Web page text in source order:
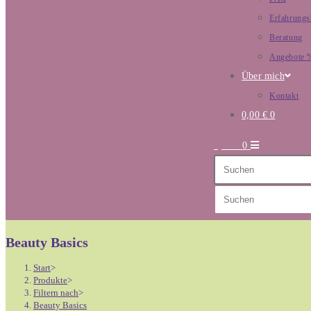
Beratung
Angebote
Über mich
Kontakt
0,00 € 0
0
Diese
Website
durchsuchen
Beauty Basics
Start>
Produkte>
Filtern nach>
Beauty Basics